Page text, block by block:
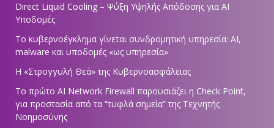
Direct Liquid Cooling – Ψύξη Υψηλής Απόδοσης για AI
Υποδομές
Το κυβερνοέγκλημα γίνεται συνδρομητική υπηρεσία: AI,
malware και υποδομές «ως υπηρεσία»
Η «Στρογγυλή Θεά» της Κυβερνοασφάλειας
Tο πρώτο AI Network Firewall παρουσιάζει η Check Point,
για προστασία από τα “τυφλά σημεία” της Τεχνητής
Νοημοσύνης